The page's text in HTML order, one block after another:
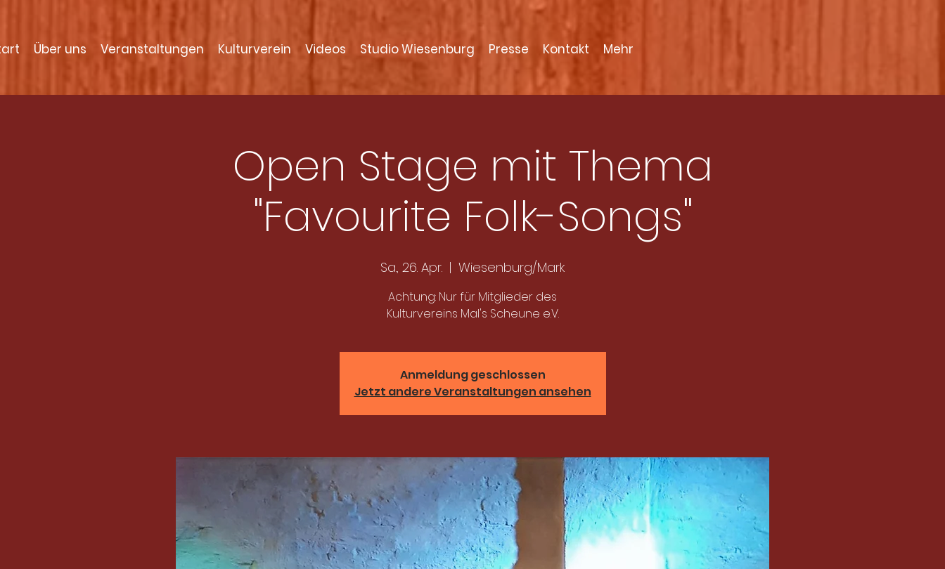
Über uns Veranstaltungen Kulturverein Videos Studio Wiesenburg Presse Kontakt Mehr
Open Stage mit Thema
"Favourite Folk-Songs"
Sa., 26. Apr.
  |
Wiesenburg/Mark
Achtung: Nur für Mitglieder des
Kulturvereins Mal's Scheune e.V.
Anmeldung geschlossen
Jetzt andere Veranstaltungen ansehen